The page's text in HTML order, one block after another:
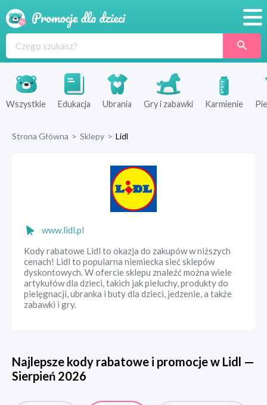
Produkty
Sklepy
Wszystkie Edukacja Ubrania Gry i zabawki Karmienie
Strona Główna > Sklepy > Lidl
www.lidl.pl
Kody rabatowe Lidl to okazja do zakupów w niższych
cenach! Lidl to popularna niemiecka sieć sklepów
dyskontowych. W ofercie sklepu znaleźć można wiele
artykułów dla dzieci, takich jak pieluchy, produkty do
pielęgnacji, ubranka i buty dla dzieci, jedzenie, a także
zabawki i gry.
Najlepsze kody rabatowe i promocje w Lidl —
Sierpień 2026